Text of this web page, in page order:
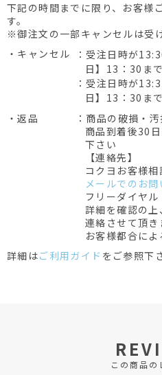
下記の時間までに限り、お客様
す。
※御注文の一部キャンセルは受
・キャンセル
：受注日時が
日】13：30ま
：受注日時が
日】13：30ま
・返品
：商品の破損・
商品到着後30
下さい
【連絡先】
コクヨお客様相
メールでのお問
フリーダイヤ
詳細を確認の
連絡させて頂き
お客様都合によ
詳細はご利用ガイド をご参照下
この商品の